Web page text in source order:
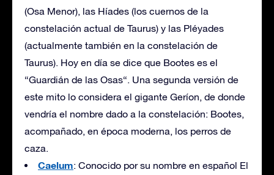
(Osa Menor), las Híades (los cuernos de la
constelación actual de Taurus) y las Pléyades
(actualmente también en la constelación de
Taurus). Hoy en día se dice que Bootes es el
“Guardián de las Osas“. Una segunda versión de
este mito lo considera el gigante Geríon, de donde
vendría el nombre dado a la constelación: Bootes,
acompañado, en época moderna, los perros de
caza.
Caelum: Conocido por su nombre en español El